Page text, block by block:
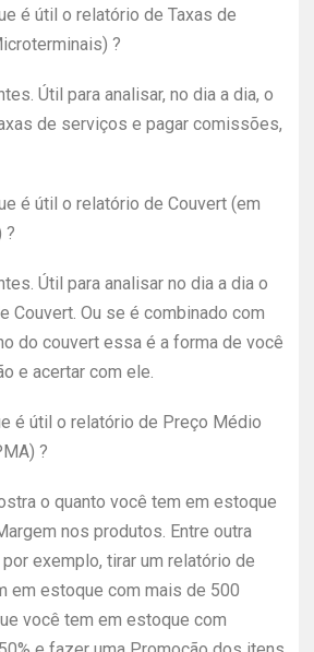
é útil o relatório de Taxas de
?
Útil para analisar, no dia a dia, o
de serviços e pagar comissões,
é útil o relatório de Couvert (em
?
Útil para analisar no dia a dia o
Couvert. Ou se é combinado com
do couvert essa é a forma de você
e acertar com ele.
é útil o relatório de Preço Médio
?
o quanto você tem em estoque
nos produtos. Entre outra
exemplo, tirar um relatório de
em estoque com mais de 500
você tem em estoque com